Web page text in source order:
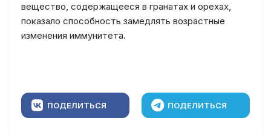
вещество, содержащееся в гранатах и орехах,
показало способность замедлять возрастные
изменения иммунитета.
ПОДЕЛИТЬСЯ ПОДЕЛИТЬСЯ